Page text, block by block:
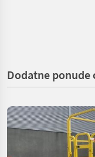
Dodatne ponude